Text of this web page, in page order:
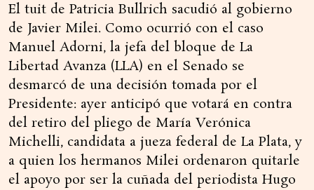
El tuit de Patricia Bullrich sacudió al gobierno
de Javier Milei. Como ocurrió con el caso
Manuel Adorni, la jefa del bloque de La
Libertad Avanza (LLA) en el Senado se
desmarcó de una decisión tomada por el
Presidente: ayer anticipó que votará en contra
del retiro del pliego de María Verónica
Michelli, candidata a jueza federal de La Plata, y
a quien los hermanos Milei ordenaron quitarle
el apoyo por ser la cuñada del periodista Hugo